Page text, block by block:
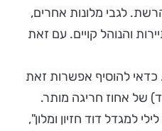
לגבי מלונות אחרים,
מ 3-2 סוכני תיירות והנוהל קויים. עם זאת
כדאי להוסיף אפשרות זאת
של אחוז חריגה מותר.
"טיול לילי למגדל דוד חזיון ומלון",